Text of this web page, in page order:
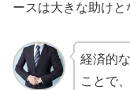
ースは大きな助けと
経済的
ことで